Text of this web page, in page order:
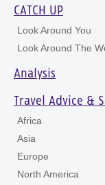
CATCH UP
Look Around You
Look Around The
Analysis
Travel Advice &
Africa
Asia
Europe
North America